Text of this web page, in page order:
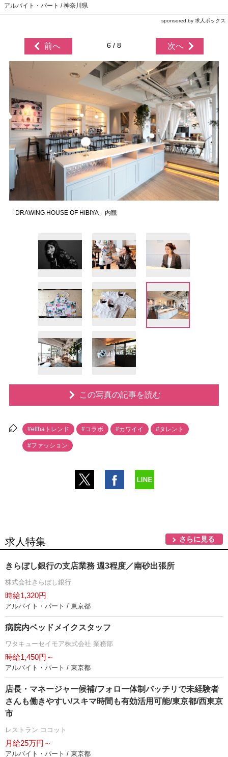
アルバイト・パート / 神奈川県
sponsored by 求人ボックス
前へ 6 / 8 次へ
「DRAWING HOUSE OF HIBIYA」内観
この写真の記事を読む
#elthaトレンド #コラボ #カワイイ #タレント
#ファッション
求人特集 さらに見る
きらぼし銀行の支店業務 週3程度／南砂出張所
株式会社きらぼし銀行
時給1,320円
アルバイト・パート / 東京都
病院内ベッドメイクスタッフ
ワタキューセイモア株式会社 業務部
時給1,450円～
アルバイト・パート / 東京都
店長・マネージャー候補/フォロー体制バッチリで未経験者
さんも働きやすい/スキマ時間も有効活用可能/東京都/西東京
市
レストラン ココット
月給25万円～
アルバイト・パート / 東京都